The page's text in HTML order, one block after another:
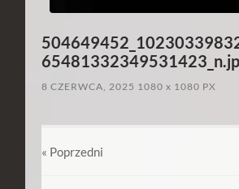
8 CZERWCA, 2025 1080x 1080 PX
« Poprzedni